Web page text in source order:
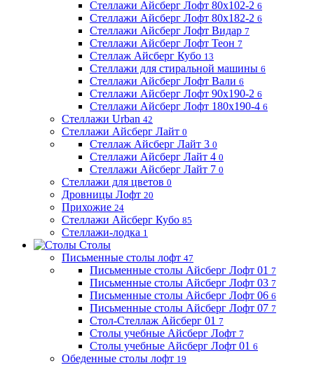
Стеллажи Айсберг Лофт 80х102-2 6
Стеллажи Айсберг Лофт 80х182-2 6
Стеллажи Айсберг Лофт Видар 7
Стеллажи Айсберг Лофт Теон 7
Стеллаж Айсберг Кубо 13
Стеллажи для стиральной машины 6
Стеллажи Айсберг Лофт Вали 6
Стеллажи Айсберг Лофт 90х190-2 6
Стеллажи Айсберг Лофт 180х190-4 6
Стеллажи Urban 42
Стеллажи Айсберг Лайт 0
Стеллаж Айсберг Лайт 3 0
Стеллажи Айсберг Лайт 4 0
Стеллажи Айсберг Лайт 7 0
Стеллажи для цветов 0
Дровницы Лофт 20
Прихожие 24
Стеллажи Айсберг Кубо 85
Стеллажи-лодка 1
Столы
Письменные столы лофт 47
Письменные столы Айсберг Лофт 01 7
Письменные столы Айсберг Лофт 03 7
Письменные столы Айсберг Лофт 06 6
Письменные столы Айсберг Лофт 07 7
Стол-Стеллаж Айсберг 01 7
Столы учебные Айсберг Лофт 7
Столы учебные Айсберг Лофт 01 6
Обеденные столы лофт 19